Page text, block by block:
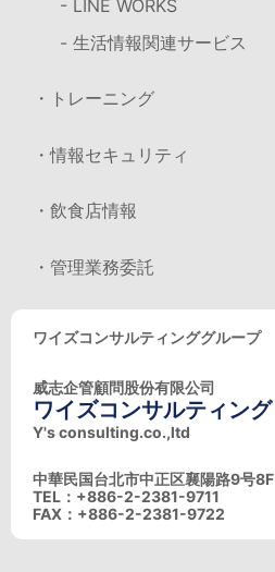
- LINE WORKS
- 生活情報関連サービス
・トレーニング
・情報セキュリティ
・飲食店情報
・管理業務委託
ワイズコンサルティンググループ
威志企管顧問股份有限公司
ワイズコンサルティング
Y's consulting.co.,ltd
中華民国台北市中正区襄陽路9号8F
TEL：+886-2-2381-9711
FAX：+886-2-2381-9722